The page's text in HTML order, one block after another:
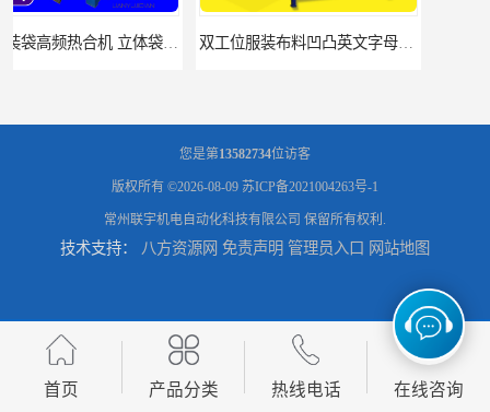
双工位服装布料凹凸英文字母压字机找联宇制造厂
浙江布料凹凸4d压纹机生产厂家 服装凹凸4d压纹植胶机 经济实惠 面料凹凸压纹机厂家 毛巾干发巾压标压logo设备 性能稳定
您是第13582734位访客
版权所有 ©2026-08-09 苏ICP备2021004263号-1
常州联宇机电自动化科技有限公司 保留所有权利.
技术支持： 八方资源网 免责声明 管理员入口 网站地图
首页 产品分类 热线电话 在线咨询